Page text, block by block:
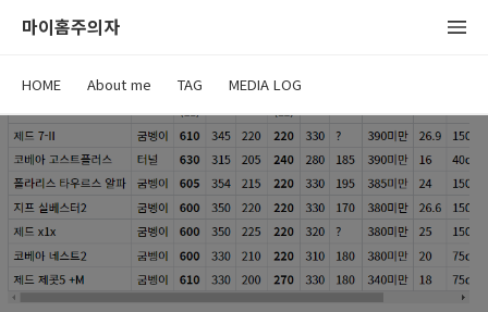
마이홈주의자
HOME About me TAG MEDIA LOG